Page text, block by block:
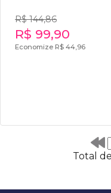
R$ 144,86
R$ 99,90
Economize R$ 44,96
Total